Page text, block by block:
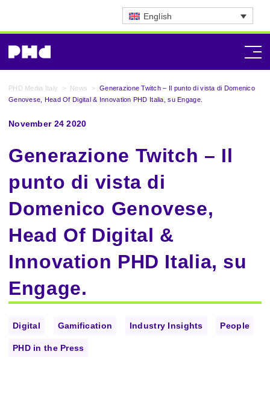
English
PHD Media Italy > News > Generazione Twitch – Il punto di vista di Domenico
Genovese, Head Of Digital & Innovation PHD Italia, su Engage.
November 24 2020
Generazione Twitch – Il
punto di vista di
Domenico Genovese,
Head Of Digital &
Innovation PHD Italia, su
Engage.
Digital Gamification Industry Insights People
PHD in the Press